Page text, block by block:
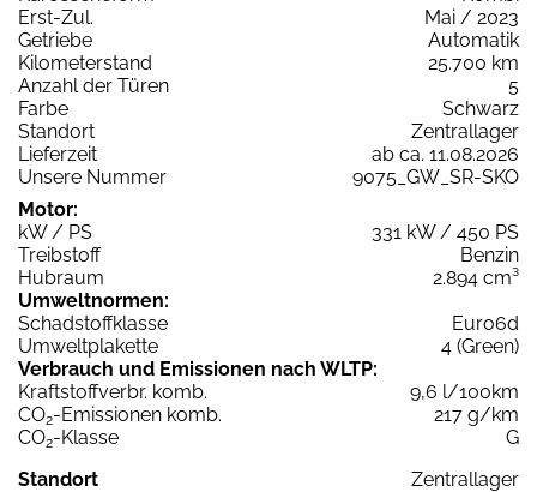
Erst-Zul.
Mai / 2023
Getriebe
Automatik
Kilometerstand
25.700 km
Anzahl der Türen
5
Farbe
Schwarz
Standort
Zentrallager
Lieferzeit
ab ca. 11.08.2026
Unsere Nummer
9075_GW_SR-SKO
Motor:
kW / PS
331 kW / 450 PS
Treibstoff
Benzin
Hubraum
2.894 cm³
Umweltnormen:
Schadstoffklasse
Euro6d
Umweltplakette
4 (Green)
Verbrauch und Emissionen nach WLTP:
Kraftstoffverbr. komb.
9,6 l/100km
CO2-Emissionen komb.
217 g/km
CO2-Klasse
G
Standort
Zentrallager